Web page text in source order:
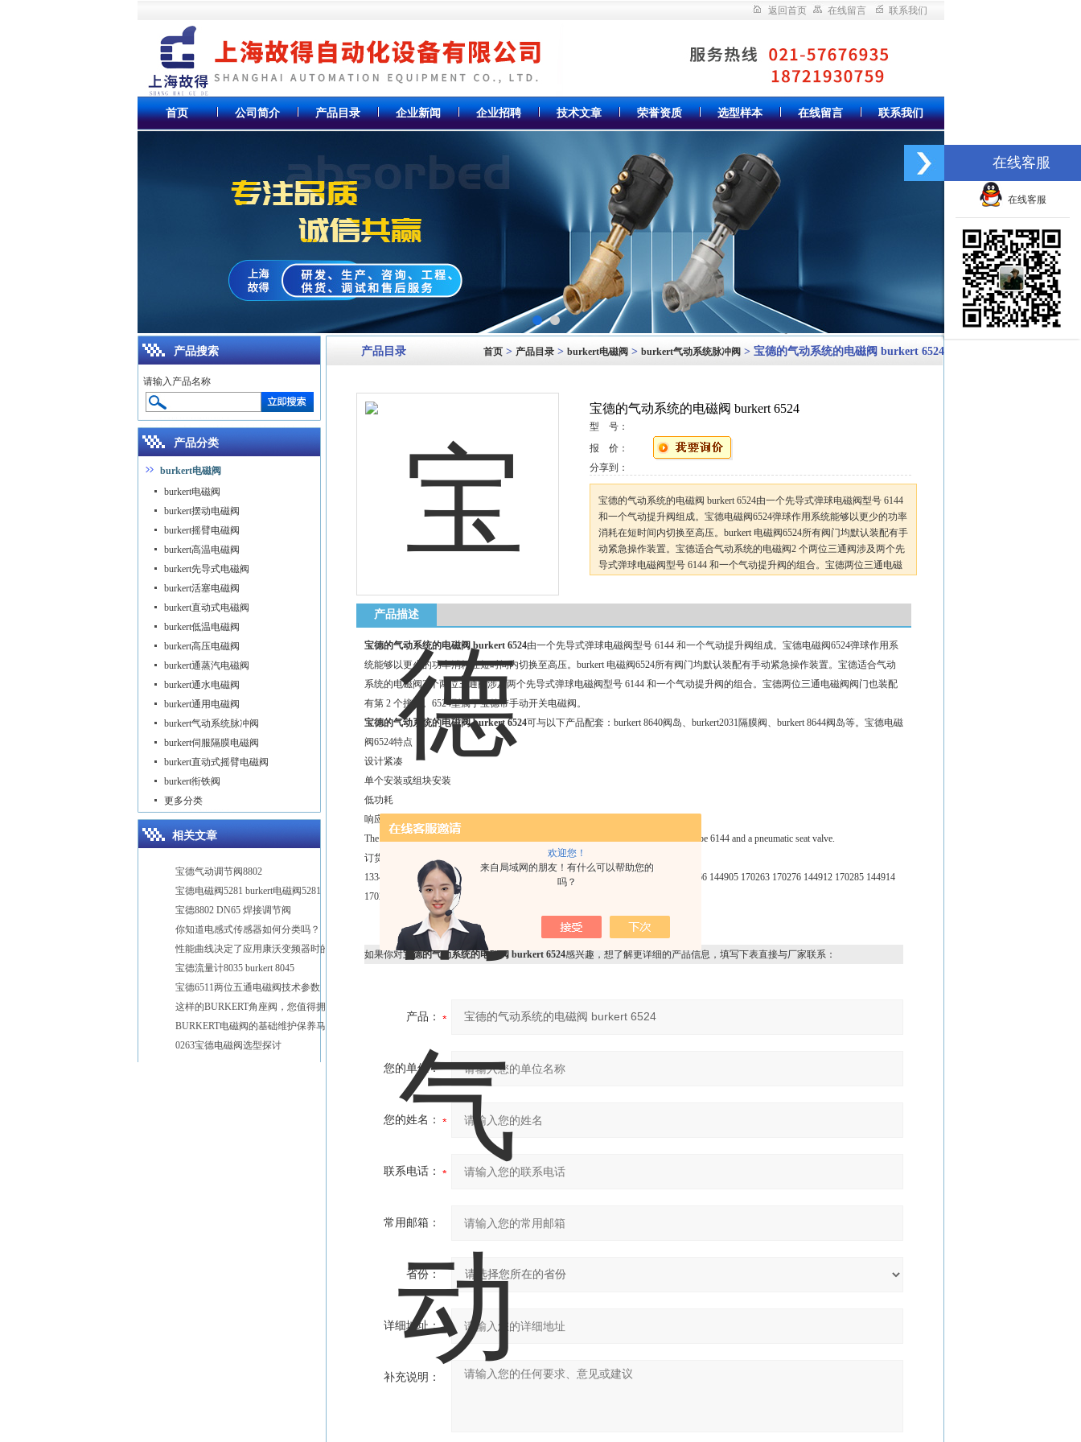
欢迎您！
来自局域网的朋友！有什么可以帮助您的
吗？
返回首页 在线留言 联系我们
首页 公司简介 产品目录 企业新闻 企业招聘 技术文章 荣誉资质 选型样本 在线留言 联系我们
产品目录 首页> 产品目录> burkert电磁阀> burkert气动系统脉冲阀> 宝德的气动系统的电磁阀 burkert 6524
宝德的气动系统的电磁阀 burkert 6524
型 号：
报 价：
分享到：
宝德的气动系统的电磁阀 burkert 6524由一个先导式弹球电磁阀型号 6144
和一个气动提升阀组成。宝德电磁阀6524弹球作用系统能够以更少的功率
消耗在短时间内切换至高压。burkert 电磁阀6524所有阀门均默认装配有手
动紧急操作装置。宝德适合气动系统的电磁阀2 个两位三通阀涉及两个先
导式弹球电磁阀型号 6144 和一个气动提升阀的组合。宝德两位三通电磁
产品描述
宝德的气动系统的电磁阀 burkert 6524由一个先导式弹球电磁阀型号 6144 和一个气动提升阀组成。宝德电磁阀6524弹球作用系
统能够以更少的功率消耗在短时间内切换至高压。burkert 电磁阀6524所有阀门均默认装配有手动紧急操作装置。宝德适合气动
系统的电磁阀2 个两位三通阀涉及两个先导式弹球电磁阀型号 6144 和一个气动提升阀的组合。宝德两位三通电磁阀阀门也装配
有第 2 个接口。6524型属于宝德带手动开关电磁阀。
宝德的气动系统的电磁阀 burkert 6524可与以下产品配套：burkert 8640阀岛、burkert2031隔膜阀、burkert 8644阀岛等。宝德电磁
阀6524特点：
设计紧凑
单个安装或组块安装
低功耗
响应时间快
The 2 x 3/2-way valve version is the combination of two pilot flipper solenoid valves Type 6144 and a pneumatic seat valve.
订货号：
133486 644068 644067 650373 661092 144750 144753 144754 144903 170261 170266 144905 170263 170276 144912 170285 144914
170282 170287 204710 186260 186259 184400 184043 186257 186258
如果你对宝德的气动系统的电磁阀 burkert 6524感兴趣，想了解更详细的产品信息，填写下表直接与厂家联系：
产品：
您的单位：
您的姓名：
联系电话：
常用邮箱：
省份：
详细地址：
补充说明：
产品搜索
请输入产品名称
产品分类
burkert电磁阀
burkert电磁阀
burkert摆动电磁阀
burkert摇臂电磁阀
burkert高温电磁阀
burkert先导式电磁阀
burkert活塞电磁阀
burkert直动式电磁阀
burkert低温电磁阀
burkert高压电磁阀
burkert通蒸汽电磁阀
burkert通水电磁阀
burkert通用电磁阀
burkert气动系统脉冲阀
burkert伺服隔膜电磁阀
burkert直动式摇臂电磁阀
burkert衔铁阀
更多分类
相关文章
宝德气动调节阀8802
宝德电磁阀5281 burkert电磁阀5281
宝德8802 DN65 焊接调节阀
你知道电感式传感器如何分类吗？
宝德流量计8035 burkert 8045
宝德6511两位五通电磁阀技术参数
这样的BURKERT角座阀，您值得拥有
0263宝德电磁阀选型探讨
在线客服
在线客服